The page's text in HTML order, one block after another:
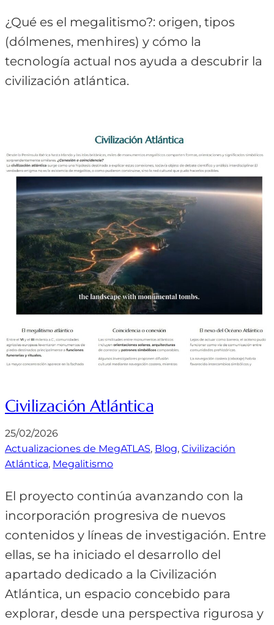
¿Qué es el megalitismo?: origen, tipos
(dólmenes, menhires) y cómo la
tecnología actual nos ayuda a descubrir la
civilización atlántica.
Civilización Atlántica
25/02/2026
Actualizaciones de MegATLAS, Blog, Civilización
Atlántica, Megalitismo
El proyecto continúa avanzando con la
incorporación progresiva de nuevos
contenidos y líneas de investigación. Entre
ellas, se ha iniciado el desarrollo del
apartado dedicado a la Civilización
Atlántica, un espacio concebido para
explorar, desde una perspectiva rigurosa y